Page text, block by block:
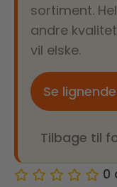
sortiment.
andre
vil elske.
Se
Tilbage til
0